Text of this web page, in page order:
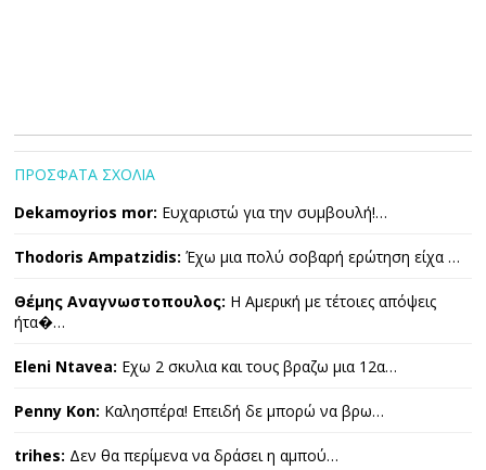
ΠΡΟΣΦΑΤΑ ΣΧΟΛΙΑ
Dekamoyrios mor: Ευχαριστώ για την συμβουλή!…
Thodoris Ampatzidis: Έχω μια πολύ σοβαρή ερώτηση είχα …
Θέμης Αναγνωστοπουλος: Η Αμερική με τέτοιες απόψεις
ήτα�…
Eleni Ntavea: Εχω 2 σκυλια και τους βραζω μια 12α…
Penny Kon: Καλησπέρα! Επειδή δε μπορώ να βρω…
trihes: Δεν θα περίμενα να δράσει η αμπού…